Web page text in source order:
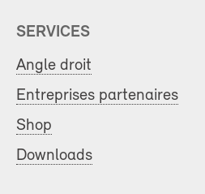
SERVICES
Angle droit
Entreprises partenaires
Shop
Downloads